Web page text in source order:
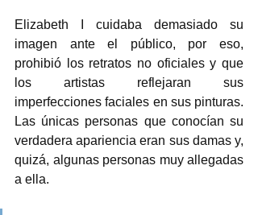
Elizabeth I cuidaba demasiado su
imagen ante el público, por eso,
prohibió los retratos no oficiales y que
los artistas reflejaran sus
imperfecciones faciales en sus pinturas.
Las únicas personas que conocían su
verdadera apariencia eran sus damas y,
quizá, algunas personas muy allegadas
a ella.